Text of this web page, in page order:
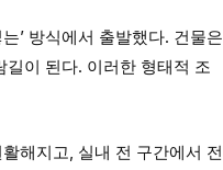
’ 방식에서 출발했다. 건물은
이 된다. 이러한 형태적 조
해지고, 실내 전 구간에서 전